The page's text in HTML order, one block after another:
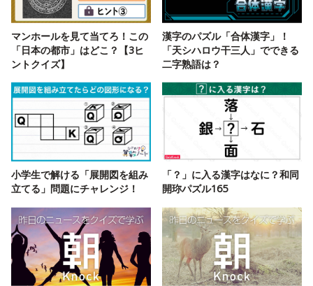
マンホールを見て当てろ！この
「日本の都市」はどこ？【3ヒ
ントクイズ】
漢字のパズル「合体漢字」！
「天シハロウ干三人」でできる
二字熟語は？
小学生で解ける「展開図を組み
立てる」問題にチャレンジ！
「？」に入る漢字はなに？和同
開珎パズル165